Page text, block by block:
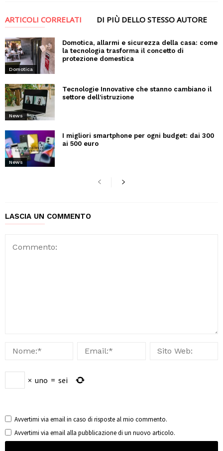
ARTICOLI CORRELATI DI PIÙ DELLO STESSO AUTORE
Domotica
Domotica, allarmi e sicurezza della casa: come
la tecnologia trasforma il concetto di
protezione domestica
News
Tecnologie Innovative che stanno cambiano il
settore dell’istruzione
News
I migliori smartphone per ogni budget: dai 300
ai 500 euro
LASCIA UN COMMENTO
× uno = sei
Avvertimi via email in caso di risposte al mio commento.
Avvertimi via email alla pubblicazione di un nuovo articolo.